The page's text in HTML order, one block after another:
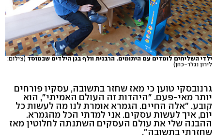
ילדי השליחים לומדים עם היתומים. הרבנית וולף בגן הילדים שבמוסד(צילום:
לירון נגלר-כהן)
גרנובסקי טוען כי מאז שחזר בתשובה, עסקיו פורחים
יותר מאי-פעם. "היהדות זה העולם האמיתי", הוא
קובע. "אלה החיים. הגמרא אומרת לנו מה לעשות כל
יום, איך לעשות עסקים. אני למדתי הכל מהגמרא.
ההבנה שלי את עולם העסקים השתנתה לחלוטין מאז
שחזרתי בתשובה".